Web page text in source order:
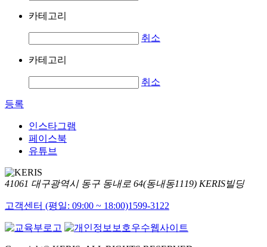
카테고리
취소
카테고리
취소
등록
인스타그램
페이스북
유튜브
41061 대구광역시 동구 동내로 64(동내동1119) KERIS빌딩
고객센터 (평일: 09:00 ~ 18:00)1599-3122